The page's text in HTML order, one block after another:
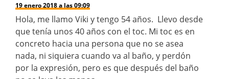
19 enero 2018 a las 09:09
Hola, me llamo Viki y tengo 54 años. Llevo desde
que tenía unos 40 años con el toc. Mi toc es en
concreto hacia una persona que no se asea
nada, ni siquiera cuando va al baño, y perdón
por la expresión, pero es que después del baño